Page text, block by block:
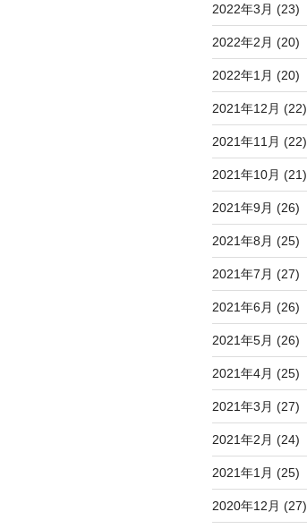
2022年3月 (23)
2022年2月 (20)
2022年1月 (20)
2021年12月 (22)
2021年11月 (22)
2021年10月 (21)
2021年9月 (26)
2021年8月 (25)
2021年7月 (27)
2021年6月 (26)
2021年5月 (26)
2021年4月 (25)
2021年3月 (27)
2021年2月 (24)
2021年1月 (25)
2020年12月 (27)